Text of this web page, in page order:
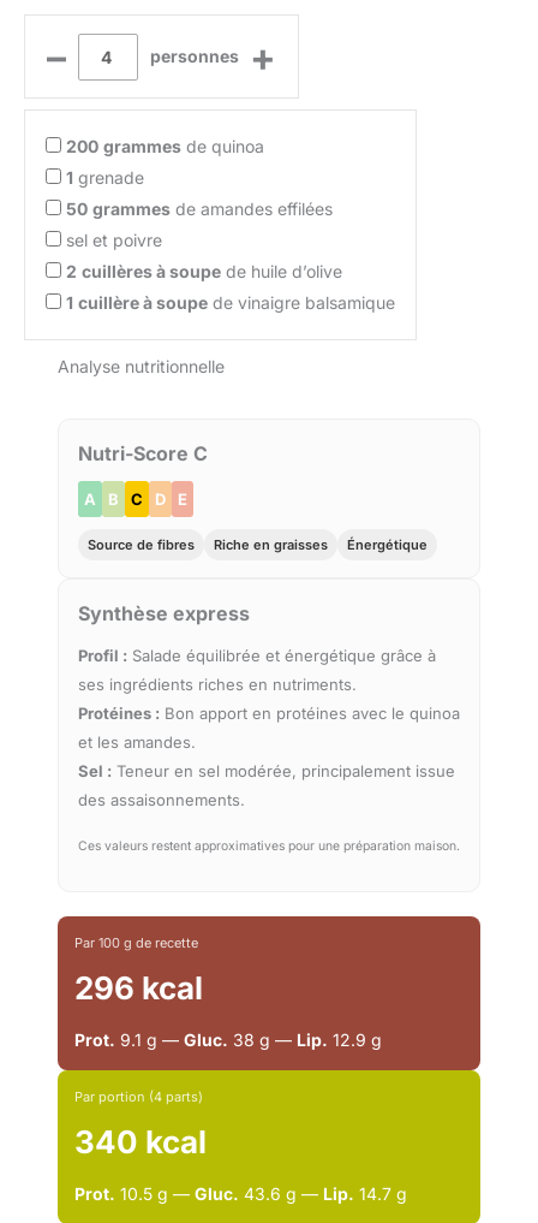
– personnes +
200 grammes de quinoa
1 grenade
50 grammes de amandes effilées
sel et poivre
2 cuillères à soupe de huile d’olive
1 cuillère à soupe de vinaigre balsamique
Analyse nutritionnelle
Nutri-Score C
A B C D E
Source de fibres Riche en graisses Énergétique
Synthèse express
Profil : Salade équilibrée et énergétique grâce à
ses ingrédients riches en nutriments.
Protéines : Bon apport en protéines avec le quinoa
et les amandes.
Sel : Teneur en sel modérée, principalement issue
des assaisonnements.
Ces valeurs restent approximatives pour une préparation maison.
Par 100 g de recette
296 kcal
Prot. 9.1 g — Gluc. 38 g — Lip. 12.9 g
Par portion (4 parts)
340 kcal
Prot. 10.5 g — Gluc. 43.6 g — Lip. 14.7 g